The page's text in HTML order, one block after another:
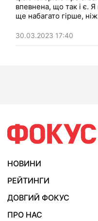
впевнена, що так і є.
ще набагато гірше, ніж
30.03.2023 17:40
НОВИНИ
РЕЙТИНГИ
ДОВГИЙ ФОКУС
ПРО НАС